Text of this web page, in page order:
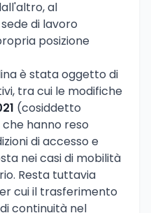
al
di lavoro
posizione
è stata oggetto di
tra cui le modifiche
(cosiddetto
che hanno reso
di accesso e
nei casi di mobilità
Resta tuttavia
cui il trasferimento
continuità nel